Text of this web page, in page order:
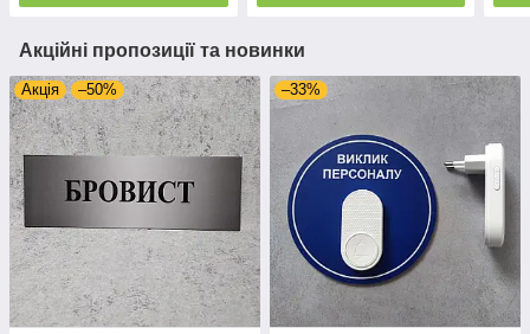
Акційні пропозиції та новинки
Акція –50% –33%